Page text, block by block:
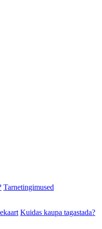
Tarnetingimused
Kuidas kaupa tagastada?